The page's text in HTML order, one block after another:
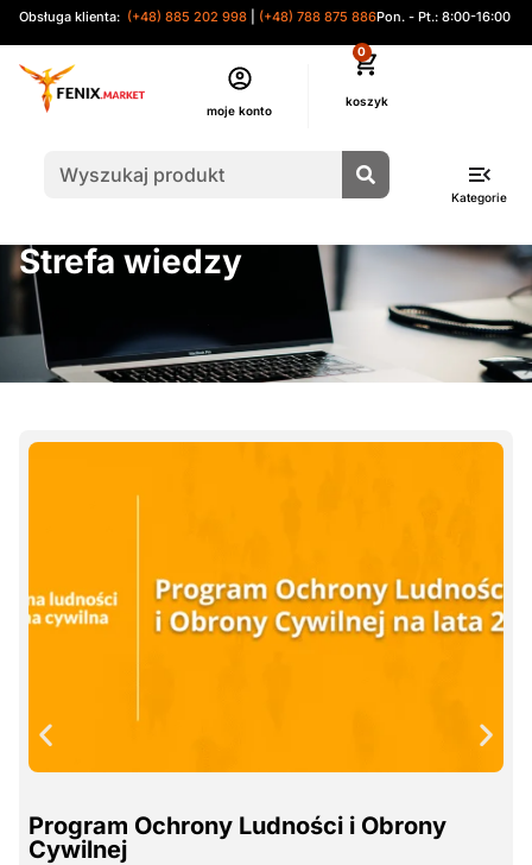
Obsługa klienta: (+48) 885 202 998 (+48) 788 875 886Pon. - Pt.: 8:00-16:00
moje konto
0
Kategorie
Strefa wiedzy
Program Ochrony Ludności i Obrony
Cywilnej